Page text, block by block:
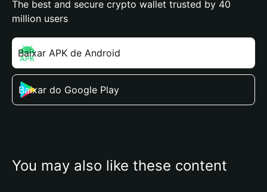
The best and secure crypto wallet trusted by 40
million users
Baixar APK de Android
Baixar do Google Play
You may also like these content